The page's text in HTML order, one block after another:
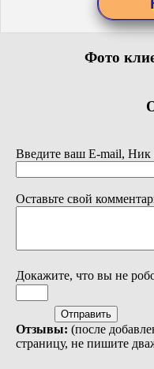
Фото
Введите ваш E-mail,
Оставьте свой
Докажите, что вы не
Отзывы: (после
страницу, не пишите